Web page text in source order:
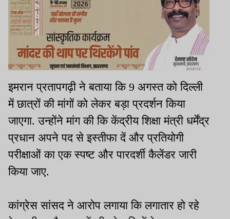
इमरान प्रतापगढ़ी ने बताया कि 9 अगस्त को दिल्ली
में छात्रों की मांगों को लेकर बड़ा प्रदर्शन किया
जाएगा. उन्होंने मांग की कि केंद्रीय शिक्षा मंत्री धर्मेंद्र
प्रधान अपने पद से इस्तीफा दें और प्रतियोगी
परीक्षाओं का एक स्पष्ट और पारदर्शी कैलेंडर जारी
किया जाए.
कांग्रेस सांसद ने आरोप लगाया कि लगातार हो रहे